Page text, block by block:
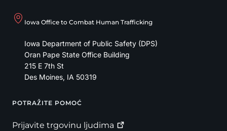
Iowa Office to Combat Human Trafficking
Iowa Department of Public Safety (DPS)
Oran Pape State Office Building
215 E 7th St
Des Moines, IA 50319
Footer
POTRAŽITE POMOĆ
Prijavite trgovinu ljudima